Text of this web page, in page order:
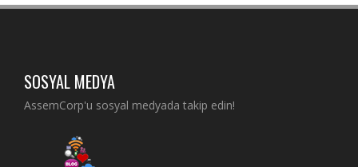
SOSYAL MEDYA
AssemCorp'u sosyal medyada takip edin!